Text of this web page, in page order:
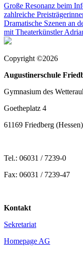
Große Resonanz beim
zahlreiche
Dramatische Szenen an
mit Theaterkünstler
Copyright ©2026
Augustinerschule
Gymnasium des
Goetheplatz 4
61169 Friedberg (Hessen)
Tel.: 06031 / 7239-0
Fax: 06031 / 7239-47
Kontakt
Sekretariat
Homepage AG